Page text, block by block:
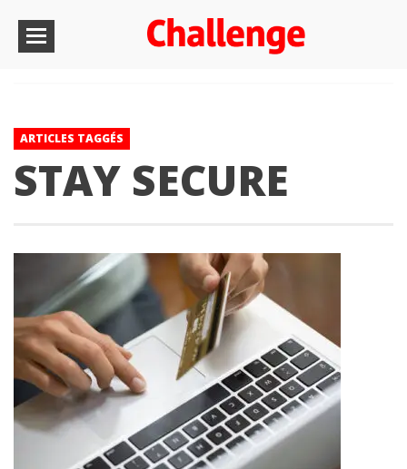
ARTICLES TAGGÉS
STAY SECURE